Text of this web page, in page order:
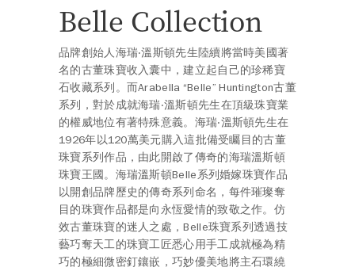
Belle Collection
品牌創始人海瑞‧溫斯頓先生陸續將當時美國著
名的古董珠寶收入囊中，建立起自己的珍稀寶
石收藏系列。而Arabella “Belle” Huntington古董
系列，對於成就海瑞‧溫斯頓先生在頂級珠寶業
的權威地位有著特殊意義。海瑞‧溫斯頓先生在
1926年以120萬美元購入這批備受矚目的古董
珠寶系列作品，由此開啟了傳奇的海瑞溫斯頓
珠寶王國。海瑞溫斯頓Belle系列婚嫁珠寶作品
以開創品牌歷史的傳奇系列命名，每件璀璨奪
目的珠寶作品都是向永恆愛情的致敬之作。仿
效古董珠寶的迷人之處，Belle珠寶系列透過技
藝巧奪天工的珠寶工匠悉心用手工成就極為精
巧的極細微密釘鑲嵌，巧妙優美地將主石環繞